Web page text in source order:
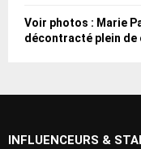
Voir photos : Marie
décontracté plein de
INFLUENCEURS &